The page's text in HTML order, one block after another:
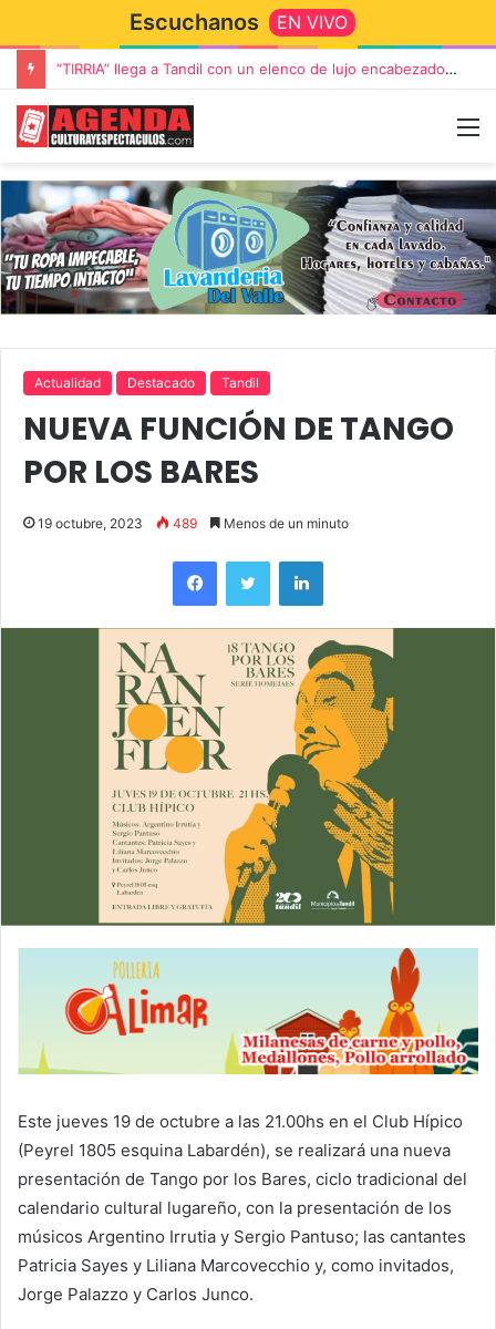
Escuchanos EN VIVO
“TIRRIA” llega a Tandil con un elenco de lujo encabezado por Capusotto, Spregelburd y Stefani
Actualidad Destacado Tandil
NUEVA FUNCIÓN DE TANGO
POR LOS BARES
19 octubre, 2023 489 Menos de un minuto
Este jueves 19 de octubre a las 21.00hs en el Club Hípico
(Peyrel 1805 esquina Labardén), se realizará una nueva
presentación de Tango por los Bares, ciclo tradicional del
calendario cultural lugareño, con la presentación de los
músicos Argentino Irrutia y Sergio Pantuso; las cantantes
Patricia Sayes y Liliana Marcovecchio y, como invitados,
Jorge Palazzo y Carlos Junco.